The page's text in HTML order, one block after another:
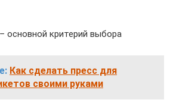
основной критерий выбора
Как сделать пресс для
своими руками